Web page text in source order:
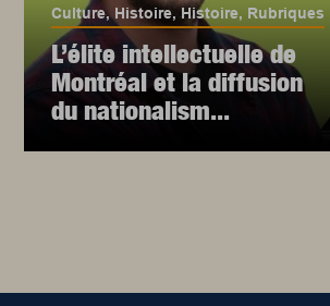
Culture, Histoire,Histoire, Rubriques
L’élite intellectuelle de
Montréal et la diffusion
du nationalism...